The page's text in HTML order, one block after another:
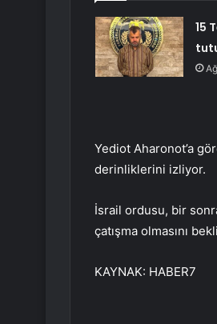
15
Yediot Aharonot’a
derinliklerini izliyor.
İsrail ordusu, bir
çatışma olmasını
KAYNAK: HABER7